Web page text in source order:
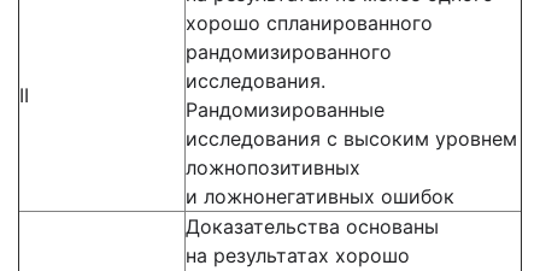
II
хорошо спланированного
рандомизированного
исследования.
Рандомизированные
исследования с высоким уровнем
ложнопозитивных
и ложнонегативных ошибок
Доказательства основаны
на результатах хорошо